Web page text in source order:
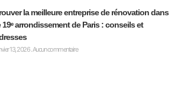
la meilleure entreprise de rénovation dans
19ᵉ arrondissement de Paris : conseils et
13, 2026 Aucun commentaire